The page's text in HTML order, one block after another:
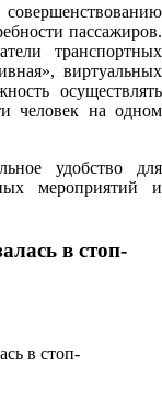
пассажиров.
транспортных
виртуальных
осуществлять
человек на одном
удобство для
мероприятий и
в стоп-